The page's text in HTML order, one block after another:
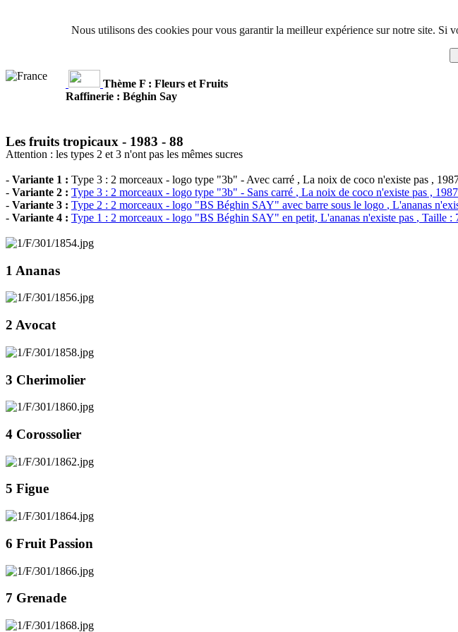
Nous utilisons des cookies pour vous garantir la meilleur expérience sur notre site. Si
Thème F : Fleurs et Fruits
Raffinerie : Béghin Say
Les fruits tropicaux - 1983 - 88
Attention : les types 2 et 3 n'ont pas les mêmes sucres
- Variante 1 : Type 3 : 2 morceaux - logo type "3b" - Avec carré , La noix de coco n'existe pas ,
- Variante 2 : Type 3 : 2 morceaux - logo type "3b" - Sans carré , La noix de coco n'existe pas ,
- Variante 3 : Type 2 : 2 morceaux - logo "BS Béghin SAY" avec barre sous le logo , L'ananas
- Variante 4 : Type 1 : 2 morceaux - logo "BS Béghin SAY" en petit, L'ananas n'existe pas , Taille :
1 Ananas
2 Avocat
3 Cherimolier
4 Corossolier
5 Figue
6 Fruit Passion
7 Grenade